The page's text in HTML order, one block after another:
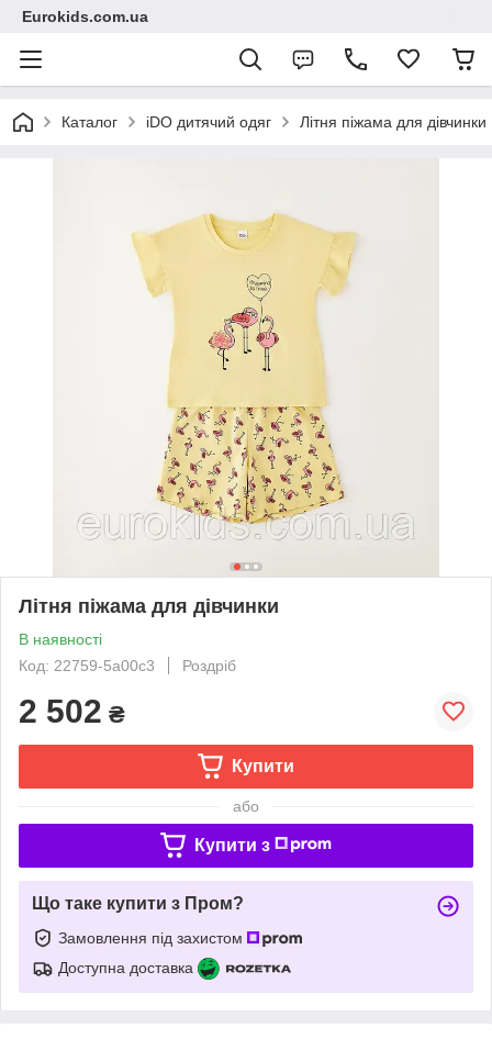
Eurokids.com.ua
Каталог iDO дитячий одяг Літня піжама для дівчинки
Літня піжама для дівчинки
В наявності
Код: 22759-5a00c3
Роздріб
2 502 ₴
Купити
або
Купити з
Що таке купити з Пром?
Замовлення під захистом
Доступна доставка